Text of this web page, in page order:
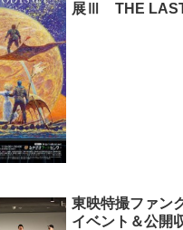
展Ⅲ THE LAST
東映特撮ファン
イベント＆公開